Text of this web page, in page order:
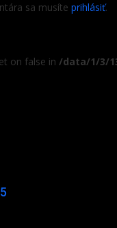
sa musíte prihlásiť.
on false in /data/1/3/